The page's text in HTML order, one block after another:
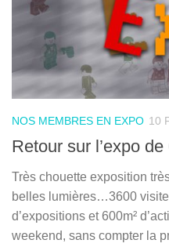
NOS MEMBRES EN EXPO 10
Retour sur l’expo
Très chouette exposition
belles lumières…3600
d’expositions et 600m²
weekend, sans compter la